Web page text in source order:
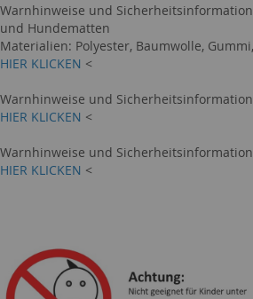
Warnhinweise und
und Hundematten
Materialien: Polyester, Baumwolle,
HIER KLICKEN <
Warnhinweise und
HIER KLICKEN <
Warnhinweise und
HIER KLICKEN <